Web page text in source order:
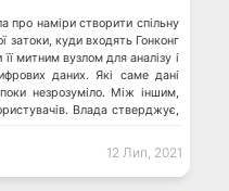
про наміри створити спільну
затоки, куди входять Гонконг
митним вузлом для аналізу і
даних. Які саме дані
незрозуміло. Між іншим,
Влада стверджує,
12 Лип, 2021